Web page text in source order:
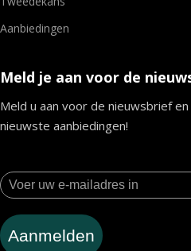
Aanbiedingen
Meld je aan voor de
Meld u aan voor de nieuwsbrief
nieuwste aanbiedingen!
Aanmelden